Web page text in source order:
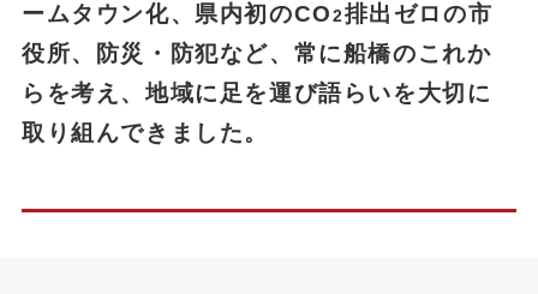
ームタウン化、県内初のCO2排出ゼロの市
役所、防災・防犯など、常に船橋のこれか
らを考え、地域に足を運び語らいを大切に
取り組んできました。